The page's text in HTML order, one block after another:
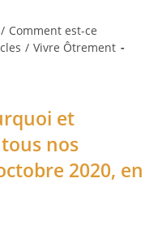
/ Comment est-ce
/ Vivre Ôtrement
et
nos
2020, en